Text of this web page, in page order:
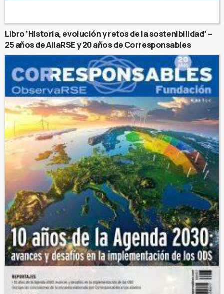
Libro ‘Historia, evolución y retos de la sostenibilidad’ –
25 años de AliaRSE y 20 años de Corresponsables